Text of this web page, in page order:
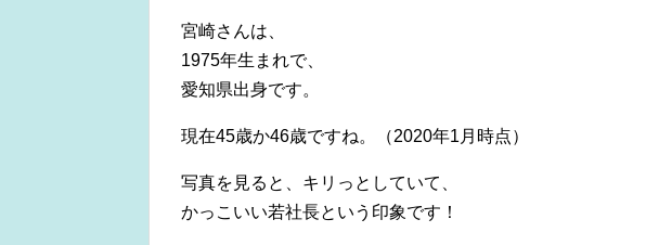
宮崎さんは、
1975年生まれで、
愛知県出身です。
現在45歳か46歳ですね。（2020年1月時点）
写真を見ると、キリっとしていて、
かっこいい若社長という印象です！